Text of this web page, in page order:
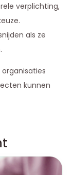
verplichting,
als ze
kunnen